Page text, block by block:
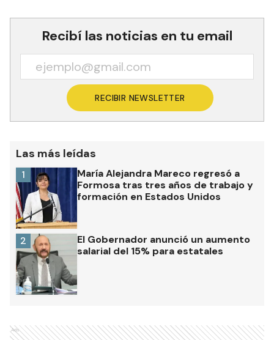
Recibí las noticias en tu email
RECIBIR NEWSLETTER
Las más leídas
María Alejandra Mareco regresó a
Formosa tras tres años de trabajo y
formación en Estados Unidos
1
El Gobernador anunció un aumento
salarial del 15% para estatales
2
Ads